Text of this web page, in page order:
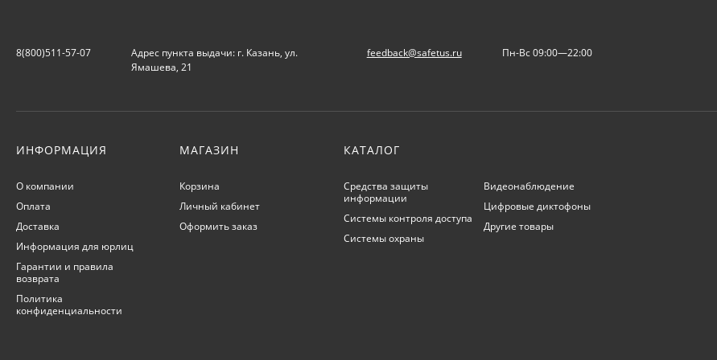
8(800)511-57-07
Адрес пункта выдачи: г. Казань, ул.
Ямашева, 21
feedback@safetus.ru Пн-Вс 09:00—22:00
ИНФОРМАЦИЯ
О компании
Оплата
Доставка
Информация для юрлиц
Гарантии и правила
возврата
Политика
конфиденциальности
МАГАЗИН
Корзина
Личный кабинет
Оформить заказ
КАТАЛОГ
Средства защиты
информации
Системы контроля доступа
Системы охраны
Видеонаблюдение
Цифровые диктофоны
Другие товары